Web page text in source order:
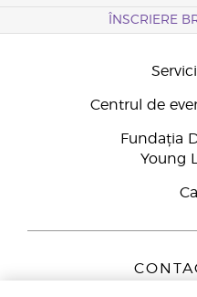
ÎNSCRIERE
Centrul de
Fundația
Young